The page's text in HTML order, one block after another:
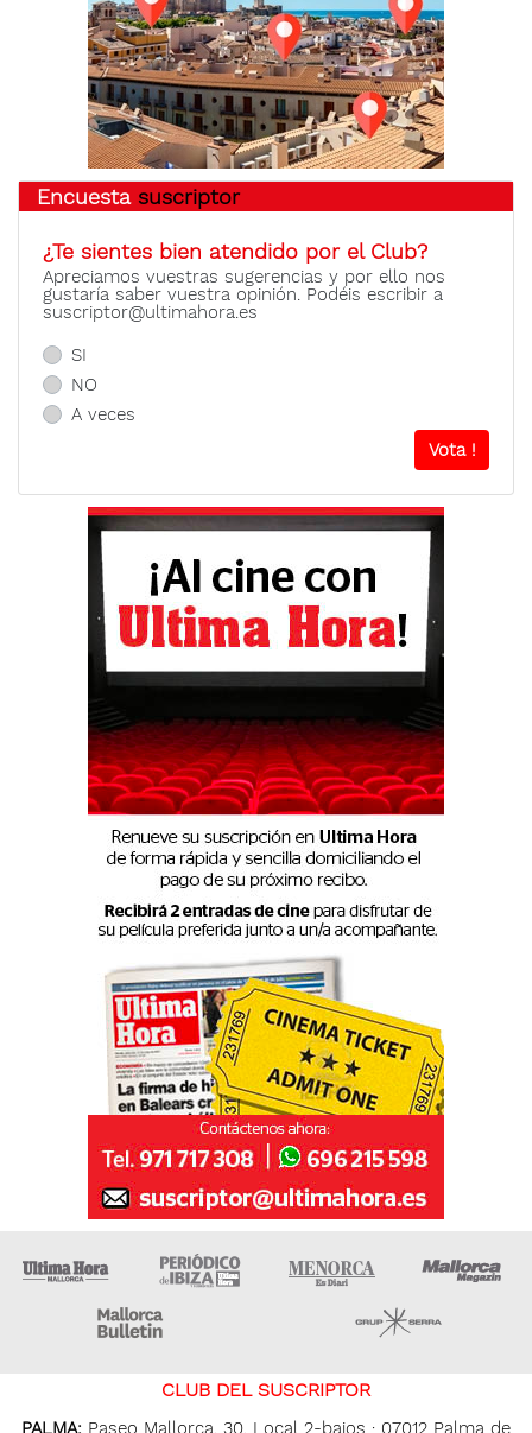
Encuesta suscriptor
¿Te sientes bien atendido por el Club?
Apreciamos vuestras sugerencias y por ello nos
gustaría saber vuestra opinión. Podéis escribir a
suscriptor@ultimahora.es
SI
NO
A veces
Ultima Hora Ultima hora Ibiza Menorca • Es Diari
CLUB DEL SUSCRIPTOR
PALMA: Paseo Mallorca, 30. Local 2-bajos · 07012 Palma de